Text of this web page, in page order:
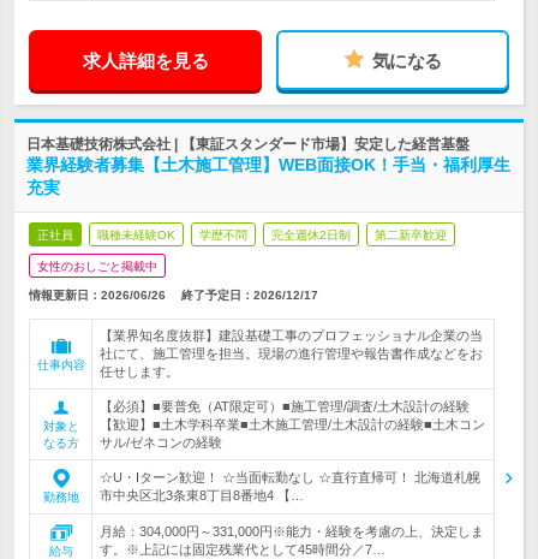
求人詳細を見る 気になる
日本基礎技術株式会社 | 【東証スタンダード市場】安定した経営基盤
業界経験者募集【土木施工管理】WEB面接OK！手当・福利厚生
充実
正社員 職種未経験OK 学歴不問 完全週休2日制 第二新卒歓迎
女性のおしごと掲載中
情報更新日：2026/06/26 終了予定日： 2026/12/17
仕事内容
【業界知名度抜群】建設基礎工事のプロフェッショナル企業の当
社にて、施工管理を担当。現場の進行管理や報告書作成などをお
任せします。
対象と
なる方
【必須】■要普免（AT限定可）■施工管理/調査/土木設計の経験
【歓迎】■土木学科卒業■土木施工管理/土木設計の経験■土木コン
サル/ゼネコンの経験
勤務地
☆U・Iターン歓迎！ ☆当面転勤なし ☆直行直帰可！ 北海道札幌
市中央区北3条東8丁目8番地4 【…
給与
月給：304,000円～331,000円※能力・経験を考慮の上、決定しま
す。※上記には固定残業代として45時間分／7…